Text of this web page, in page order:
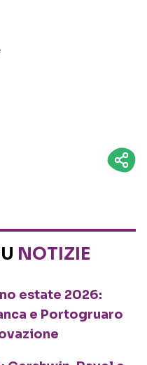
NOTIZIE
estate 2026:
e Portogruaro